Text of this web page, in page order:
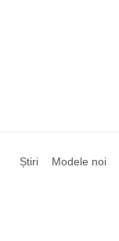
Știri Modele noi